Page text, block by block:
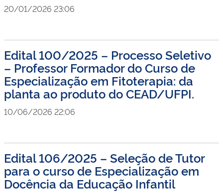
20/01/2026 23:06
Edital 100/2025 – Processo Seletivo
– Professor Formador do Curso de
Especialização em Fitoterapia: da
planta ao produto do CEAD/UFPI.
10/06/2026 22:06
Edital 106/2025 – Seleção de Tutor
para o curso de Especialização em
Docência da Educação Infantil